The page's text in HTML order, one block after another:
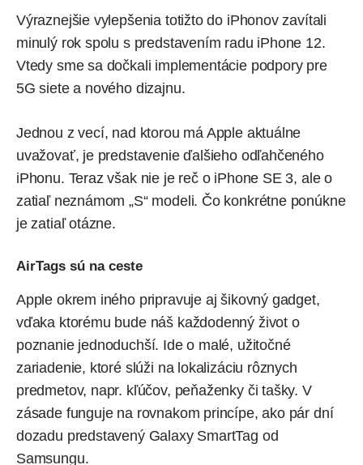
Výraznejšie vylepšenia totižto do iPhonov zavítali
minulý rok spolu s predstavením radu iPhone 12.
Vtedy sme sa dočkali implementácie podpory pre
5G siete a nového dizajnu.
Jednou z vecí, nad ktorou má Apple aktuálne
uvažovať, je predstavenie ďalšieho odľahčeného
iPhonu. Teraz však nie je reč o iPhone SE 3, ale o
zatiaľ neznámom „S“ modeli. Čo konkrétne ponúkne
je zatiaľ otázne.
AirTags sú na ceste
Apple okrem iného pripravuje aj šikovný gadget,
vďaka ktorému bude náš každodenný život o
poznanie jednoduchší. Ide o malé, užitočné
zariadenie, ktoré slúži na lokalizáciu rôznych
predmetov, napr. kľúčov, peňaženky či tašky. V
zásade funguje na rovnakom princípe, ako pár dní
dozadu predstavený Galaxy SmartTag od
Samsungu.